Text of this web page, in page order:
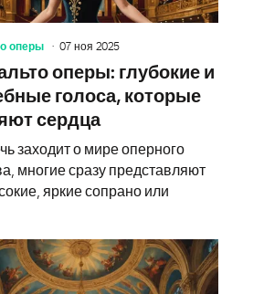
оперы 07 ноя 2025
оперы: глубокие и
голоса, которые
сердца
заходит о мире оперного
многие сразу представляют
яркие сопрано или